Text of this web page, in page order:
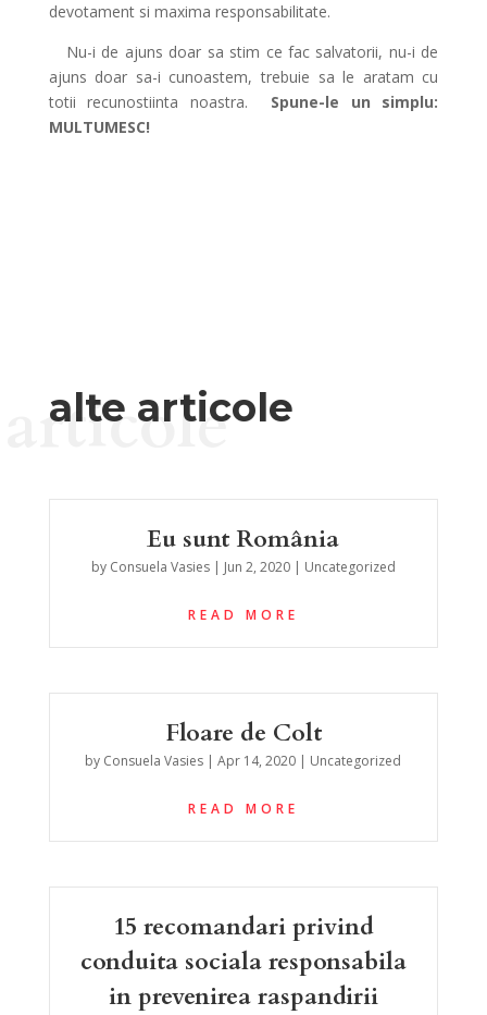
devotament si maxima responsabilitate.
Nu-i de ajuns doar sa stim ce fac salvatorii, nu-i de
ajuns doar sa-i cunoastem, trebuie sa le aratam cu
totii recunostiinta noastra.
Spune-le un simplu:
MULTUMESC!
alte articole
articole
Eu sunt România
by Consuela Vasies| Jun 2, 2020| Uncategorized
READ MORE
Floare de Colt
by Consuela Vasies |Apr 14, 2020 | Uncategorized
READ MORE
15 recomandari privind
conduita sociala responsabila
in prevenirea raspandirii